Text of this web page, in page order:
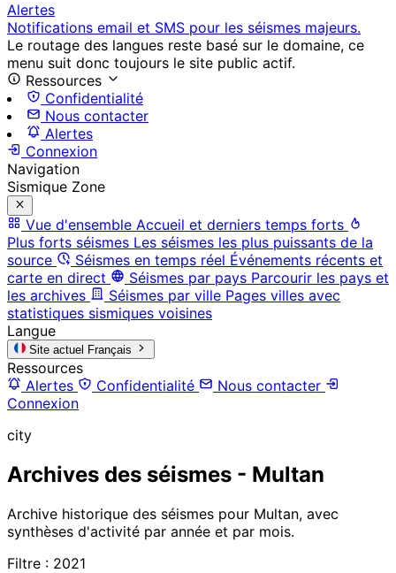
Alertes
Notifications email et SMS pour les séismes majeurs.
Le routage des langues reste basé sur le domaine, ce
menu suit donc toujours le site public actif.
Ressources
Confidentialité
Nous contacter
Alertes
Connexion
Navigation
Sismique Zone
Vue d'ensemble Accueil et derniers temps forts
Plus forts séismes Les séismes les plus puissants de la
source
Séismes en temps réel Événements récents et
carte en direct
Séismes par pays Parcourir les pays et
les archives
Séismes par ville Pages villes avec
statistiques sismiques voisines
Langue
Site actuel Français
Ressources
Alertes
Confidentialité
Nous contacter
Connexion
city
Archives des séismes - Multan
Archive historique des séismes pour Multan, avec
synthèses d'activité par année et par mois.
Filtre : 2021